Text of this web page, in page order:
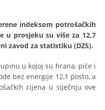
indeksom potrošačkih
u prosjeku su više za 12,7
zavod za statistiku (DZS).
u kojoj su hrana, piće i
bez energije 12,1 posto, a
cijena u siječnju ove